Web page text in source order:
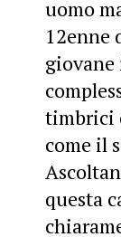
uomo
12enne
timbrici
come il
questa